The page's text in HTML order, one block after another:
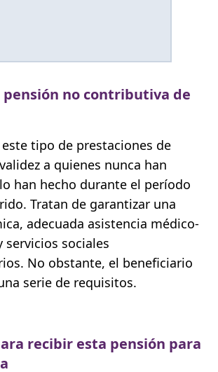
pensión no contributiva de
este tipo de prestaciones de
a quienes nunca han
han hecho durante el período
Tratan de garantizar una
adecuada asistencia médico-
servicios sociales
No obstante, el beneficiario
serie de requisitos.
recibir esta pensión para